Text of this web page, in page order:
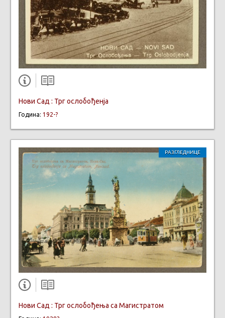
Нови Сад : Трг ослобођенја
Година: 192-?
РАЗГЛЕДНИЦЕ
Нови Сад : Трг ослобођења са Магистратом